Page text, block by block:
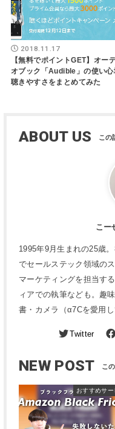
2018.11.17
【無料でポイントGET】オー
オブック「Audible」の使い心
聴きやすさをまとめてみた
ABOUT US
こー
1995年9月生まれの25歳
でセールステック領域の
マーケティングを担当す
ィアでの執筆なども。趣
書・カメラ（α7Cを愛用し
Twitter
NEW POST
おすすめサー